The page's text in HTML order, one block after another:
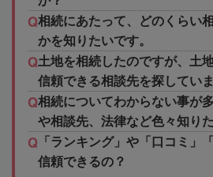
相続にあたって、どのくらい
かを知りたいです。
土地を相続したのですが、土
信頼できる相談先を探していま
相続についてわからない事が
や相談先、法律など色々知りた
「ランキング」や「口コミ」
信頼できるの？